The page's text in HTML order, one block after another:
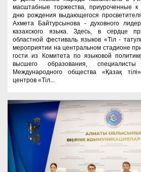
масштабные торжества, приуроченные
дню рождения выдающегося
Ахмета Байтурсынова - духовного
казахского языка. Здесь, в сердце
областной фестиваль языков «Тіл -
мероприятии на центральном стадионе
гости из Комитета по языковой
высшего образования,
Международного общества «Қазақ
центров «Тіл...